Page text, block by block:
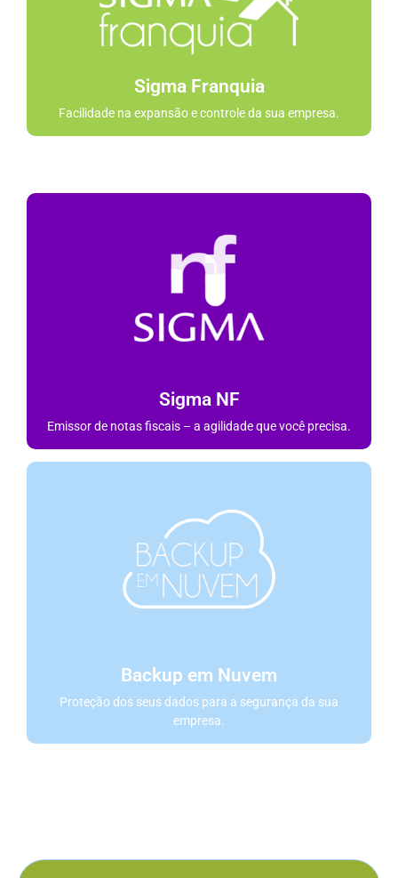
Sigma Franquia
Facilidade na expansão e controle da sua empresa.
Sigma NF
Emissor de notas fiscais – a agilidade que você precisa.
Backup em Nuvem
Proteção dos seus dados para a segurança da sua
empresa.